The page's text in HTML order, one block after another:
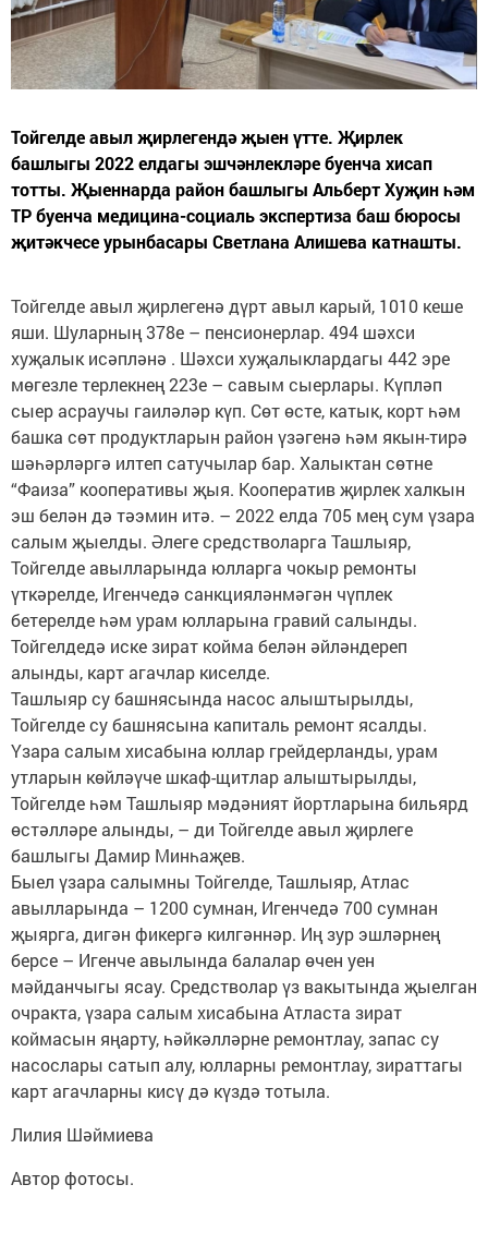
Тойгелде авыл җирлегендә җыен үтте. Җирлек
башлыгы 2022 елдагы эшчәнлекләре буенча хисап
тотты. Җыеннарда район башлыгы Альберт Хуҗин һәм
ТР буенча медицина-социаль экспертиза баш бюросы
җитәкчесе урынбасары Светлана Алишева катнашты.
Тойгелде авыл җирлегенә дүрт авыл карый, 1010 кеше
яши. Шуларның 378е – пенсионерлар. 494 шәхси
хуҗалык исәпләнә . Шәхси хуҗалыклардагы 442 эре
мөгезле терлекнең 223е – савым сыерлары. Күпләп
сыер асраучы гаиләләр күп. Сөт өсте, катык, корт һәм
башка сөт продуктларын район үзәгенә һәм якын-тирә
шәһәрләргә илтеп сатучылар бар. Халыктан сөтне
“Фаиза” кооперативы җыя. Кооператив җирлек халкын
эш белән дә тәэмин итә. – 2022 елда 705 мең сум үзара
салым җыелды. Әлеге средстволарга Ташлыяр,
Тойгелде авылларында юлларга чокыр ремонты
үткәрелде, Игенчедә санкцияләнмәгән чүплек
бетерелде һәм урам юлларына гравий салынды.
Тойгелдедә иске зират койма белән әйләндереп
алынды, карт агачлар киселде.
Ташлыяр су башнясында насос алыштырылды,
Тойгелде су башнясына капиталь ремонт ясалды.
Үзара салым хисабына юллар грейдерланды, урам
утларын көйләүче шкаф-щитлар алыштырылды,
Тойгелде һәм Ташлыяр мәдәният йортларына бильярд
өстәлләре алынды, – ди Тойгелде авыл җирлеге
башлыгы Дамир Минһаҗев.
Быел үзара салымны Тойгелде, Ташлыяр, Атлас
авылларында – 1200 сумнан, Игенчедә 700 сумнан
җыярга, дигән фикергә килгәннәр. Иң зур эшләрнең
берсе – Игенче авылында балалар өчен уен
мәйданчыгы ясау. Средстволар үз вакытында җыелган
очракта, үзара салым хисабына Атласта зират
коймасын яңарту, һәйкәлләрне ремонтлау, запас су
насослары сатып алу, юлларны ремонтлау, зираттагы
карт агачларны кисү дә күздә тотыла.
Лилия Шәймиева
Автор фотосы.